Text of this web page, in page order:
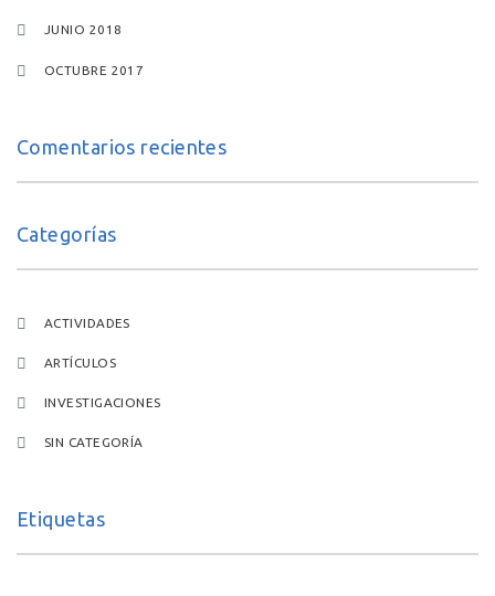
JUNIO 2018
OCTUBRE 2017
Comentarios recientes
Categorías
ACTIVIDADES
ARTÍCULOS
INVESTIGACIONES
SIN CATEGORÍA
Etiquetas